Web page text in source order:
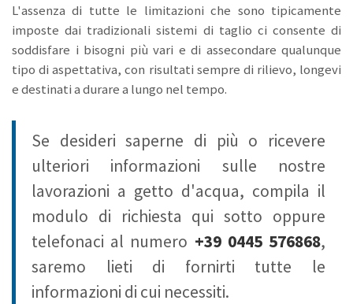
L'assenza di tutte le limitazioni che sono tipicamente
imposte dai tradizionali sistemi di taglio ci consente di
soddisfare i bisogni più vari e di assecondare qualunque
tipo di aspettativa, con risultati sempre di rilievo, longevi
e destinati a durare a lungo nel tempo.
Se desideri saperne di più o ricevere
ulteriori informazioni sulle nostre
lavorazioni a getto d'acqua, compila il
modulo di richiesta qui sotto oppure
telefonaci al numero +39 0445 576868,
saremo lieti di fornirti tutte le
informazioni di cui necessiti.